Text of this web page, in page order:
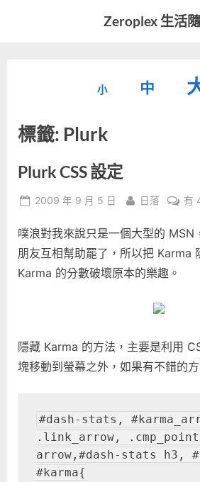
Zeroplex 生活
發
活
事
小
小。
中
重
標籤: Plurk
Plurk CSS 設定
Posted
2009 年 9 月 5 日 By
日落
在
設
有
噗浪對我來說只是一個大型的 MSN
朋友互相幫助罷了，所以把 Karma
Karma 的分數破壞原本的樂趣。
隱藏 Karma 的方法，主要是利用
塊移動到螢幕之外，如果有不錯的
#dash-stats,
.link_arrow,
arrow,#dash-stats h3,
#karma{